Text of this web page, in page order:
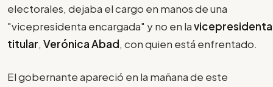
electorales, dejaba el cargo en manos de una
"vicepresidenta encargada" y no en lavicepresidenta
titular, Verónica Abad, con quien está enfrentado.
El gobernante apareció en la mañana de este